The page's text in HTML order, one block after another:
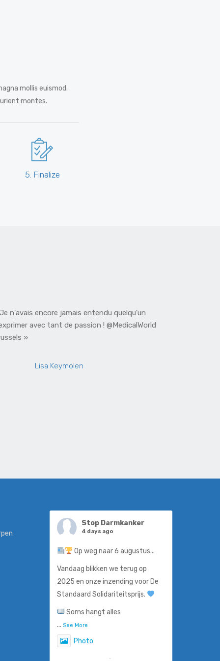
mollis euismod.
montes.
5. Finalize
n'avais encore jamais entendu quelqu'un
avec tant de passion ! @MedicalWorld
»
Lisa Keymolen
Stop Darmkanker
4 days ago
Op weg naar 6 augustus...
Vandaag blikken we terug op
2025 en onze inzending voor De
Standaard Solidariteitsprijs.
Soms hangt alles
... See More
Photo
·